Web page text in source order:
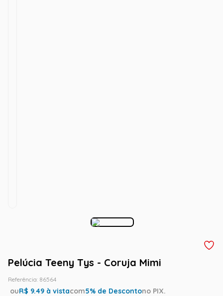
Pelúcia Teeny Tys - Coruja Mimi
Referência: 86564
ouR$ 9.49 à vistacom5% de Descontono PIX.